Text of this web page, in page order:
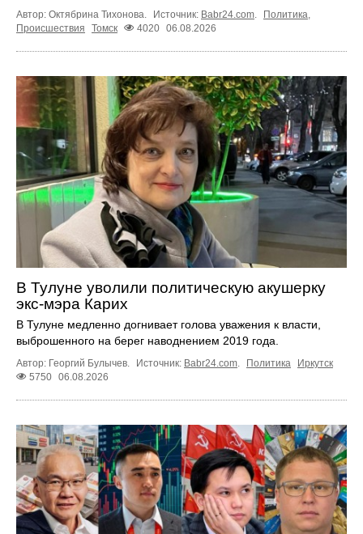
Автор: Октябрина Тихонова. Источник: Babr24.com. Политика,
Происшествия
Томск 4020 06.08.2026
В Тулуне уволили политическую акушерку
экс-мэра Карих
В Тулуне медленно догнивает голова уважения к власти,
выброшенного на берег наводнением 2019 года.
Автор: Георгий Булычев. Источник: Babr24.com. Политика
Иркутск
5750 06.08.2026